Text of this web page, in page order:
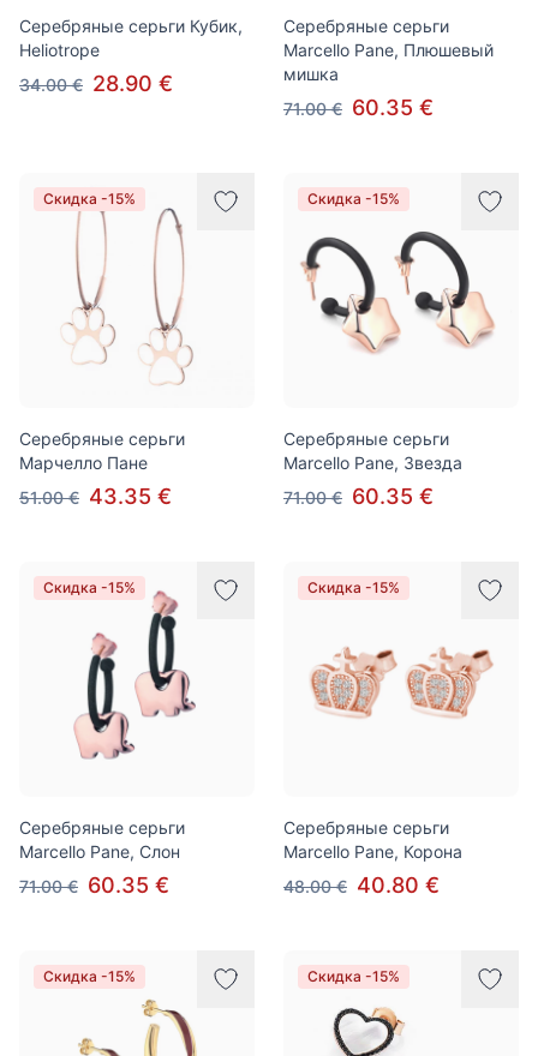
Серебряные серьги Кубик,
Heliotrope
34.00 € 28.90 €
Серебряные серьги
Marcello Pane, Плюшевый
мишка
71.00 € 60.35 €
Скидка -15%
Серебряные серьги
Марчелло Пане
51.00 € 43.35 €
Скидка -15%
Серебряные серьги
Marcello Pane, Звезда
71.00 € 60.35 €
Скидка -15%
Серебряные серьги
Marcello Pane, Слон
71.00 € 60.35 €
Скидка -15%
Серебряные серьги
Marcello Pane, Корона
48.00 € 40.80 €
Скидка -15% Скидка -15%